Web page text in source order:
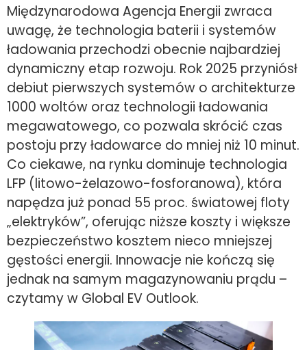
Międzynarodowa Agencja Energii zwraca
uwagę, że technologia baterii i systemów
ładowania przechodzi obecnie najbardziej
dynamiczny etap rozwoju. Rok 2025 przyniósł
debiut pierwszych systemów o architekturze
1000 woltów oraz technologii ładowania
megawatowego, co pozwala skrócić czas
postoju przy ładowarce do mniej niż 10 minut.
Co ciekawe, na rynku dominuje technologia
LFP (litowo-żelazowo-fosforanowa), która
napędza już ponad 55 proc. światowej floty
„elektryków”, oferując niższe koszty i większe
bezpieczeństwo kosztem nieco mniejszej
gęstości energii. Innowacje nie kończą się
jednak na samym magazynowaniu prądu –
czytamy w Global EV Outlook.